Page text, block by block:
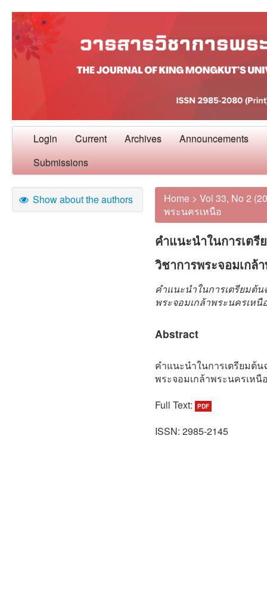
Login Current Archives Announcements
Submissions
Show about the authors Home > Vol 33, No 2
พระนครเหนือ
คำแนะนำในการเต
วิชาการพระจอมเกล้
คำแนะนำในการเตรียมต้
พระจอมเกล้าพระนครเหนื
Abstract
คำแนะนำในการเตรียมต้
พระจอมเกล้าพระนครเหนื
Full Text:
PDF
ISSN: 2985-2145